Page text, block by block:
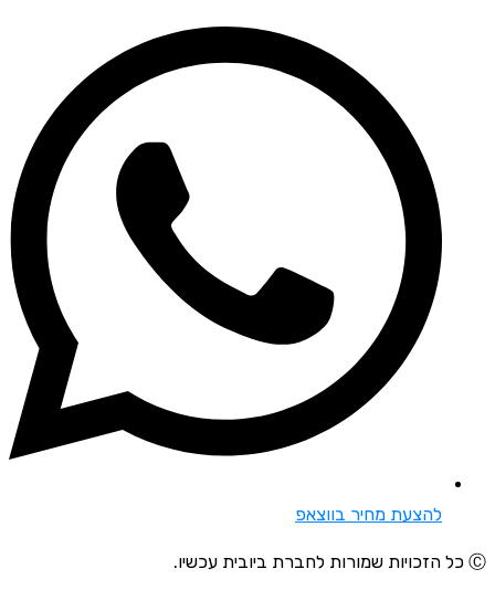
להצעת מחיר בווצאפ
Ⓒ כל הזכויות שמורות לחברת ביובית עכשיו.